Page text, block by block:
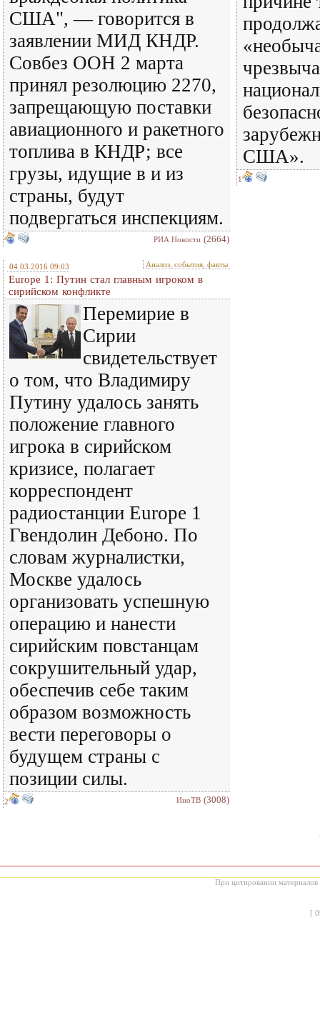
США", — говорится в
заявлении МИД КНДР.
Совбез ООН 2 марта
принял резолюцию 2270,
запрещающую поставки
авиационного и ракетного
топлива в КНДР; все
грузы, идущие в и из
страны, будут
подвергаться инспекциям.
РИА Новости (2664)
США».
1
04.03.2016 09:03 Анализ, события, факты
Europe 1: Путин стал главным игроком в
сирийском конфликте
Перемирие в
Сирии
свидетельствует
о том, что Владимиру
Путину удалось занять
положение главного
игрока в сирийском
кризисе, полагает
корреспондент
радиостанции Europe 1
Гвендолин Дебоно. По
словам журналистки,
Москве удалось
организовать успешную
операцию и нанести
сирийским повстанцам
сокрушительный удар,
обеспечив себе таким
образом возможность
вести переговоры о
будущем страны с
позиции силы.
2 ИноТВ (3008)
При цитировании материалов
[